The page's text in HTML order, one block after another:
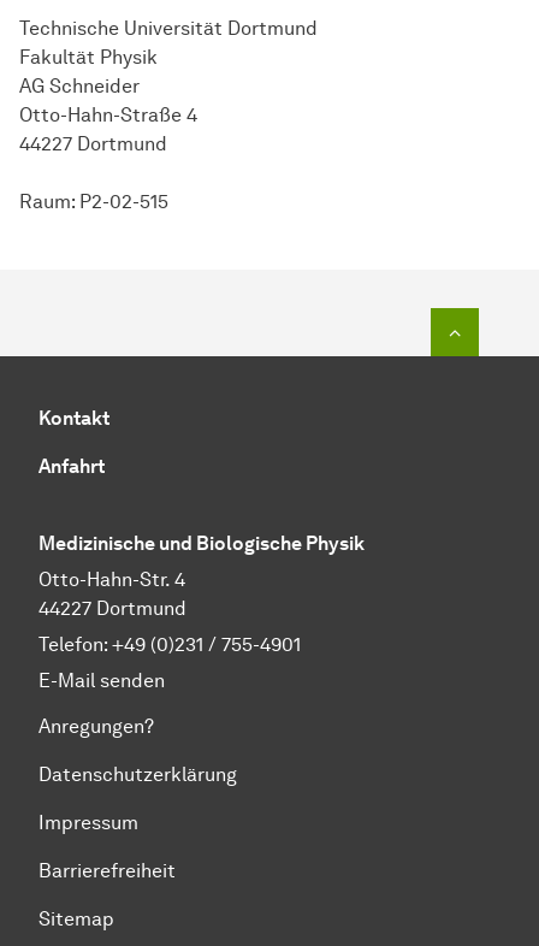
Technische Universität Dortmund
Fakultät Physik
AG Schneider
Otto-Hahn-Straße 4
44227 Dortmund
Raum: P2-02-515
Kontakt
Anfahrt
Medizinische und Biologische Physik
Otto-Hahn-Str. 4
44227 Dortmund
Telefon: +49 (0)231 / 755-4901
E-Mail senden
Anregungen?
Datenschutzerklärung
Impressum
Barrierefreiheit
Sitemap